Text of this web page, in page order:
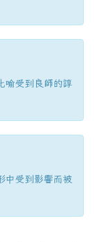
喻受到良師的諄
中受到影響而被